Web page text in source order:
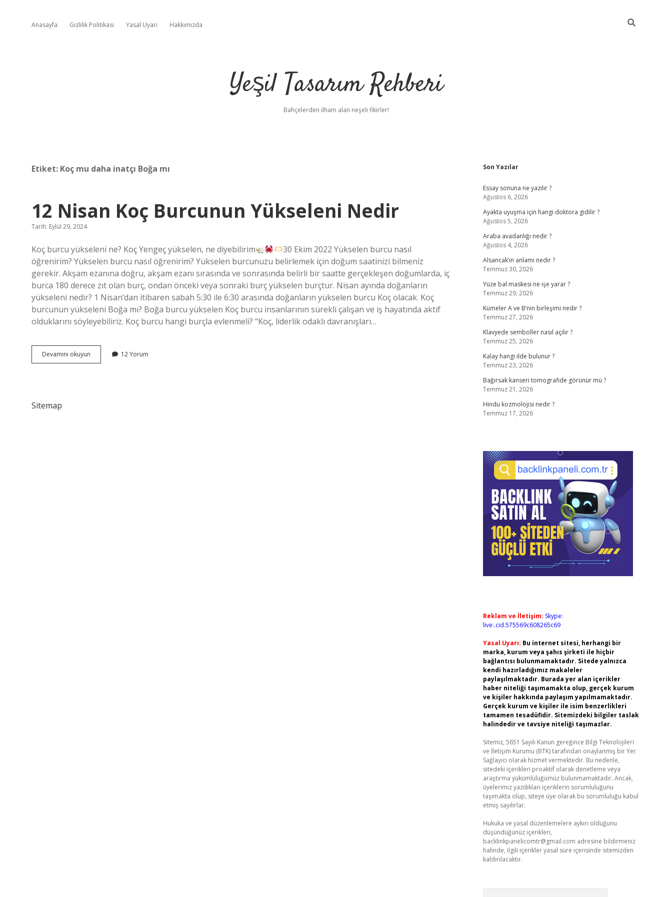
Anasayfa Gizlilik Politikası Yasal Uyarı Hakkımızda
Yeşil Tasarım Rehberi
Bahçelerden ilham alan neşeli fikirler!
Etiket: Koç mu daha inatçı Boğa mı
12 Nisan Koç Burcunun Yükseleni Nedir
Tarih: Eylül 29, 2024
Koç burcu yükseleni ne? Koç Yengeç yükselen, ne diyebilirim
30 Ekim 2022 Yükselen burcu nasıl
öğrenirim? Yükselen burcu nasıl öğrenirim? Yükselen burcunuzu belirlemek için doğum saatinizi bilmeniz
gerekir. Akşam ezanına doğru, akşam ezanı sırasında ve sonrasında belirli bir saatte gerçekleşen doğumlarda, iç
burca 180 derece zıt olan burç, ondan önceki veya sonraki burç yükselen burçtur. Nisan ayında doğanların
yükseleni nedir? 1 Nisan’dan itibaren sabah 5:30 ile 6:30 arasında doğanların yükselen burcu Koç olacak. Koç
burcunun yükseleni Boğa mı? Boğa burcu yükselen Koç burcu insanlarının sürekli çalışan ve iş hayatında aktif
olduklarını söyleyebiliriz. Koç burcu hangi burçla evlenmeli? “Koç, liderlik odaklı davranışları…
Devamını okuyun
Nisan
12 Yorum
Sitemap
Sidebar
Son Yazılar
Essay sonuna ne yazılır ?
Ağustos 6, 2026
Ayakta uyuşma için hangi doktora gidilir ?
Ağustos 5, 2026
Araba avadanlığı nedir ?
Ağustos 4, 2026
Alsancak’ın anlamı nedir ?
Temmuz 30, 2026
Yüze bal maskesi ne işe yarar ?
Temmuz 29, 2026
Kümeler A ve B’nin birleşimi nedir ?
Temmuz 27, 2026
Klavyede semboller nasıl açılır ?
Temmuz 25, 2026
Kalay hangi ilde bulunur ?
Temmuz 23, 2026
Bağırsak kanseri tomografide görünür mü ?
Temmuz 21, 2026
Hindu kozmolojisi nedir ?
Temmuz 17, 2026
Reklam ve İletişim: Skype:
live:.cid.575569c608265c69
Yasal Uyarı: Bu internet sitesi, herhangi bir
marka, kurum veya şahıs şirketi ile hiçbir
bağlantısı bulunmamaktadır. Sitede yalnızca
kendi hazırladığımız makaleler
paylaşılmaktadır. Burada yer alan içerikler
haber niteliği taşımamakta olup, gerçek kurum
ve kişiler hakkında paylaşım yapılmamaktadır.
Gerçek kurum ve kişiler ile isim benzerlikleri
tamamen tesadüfidir. Sitemizdeki bilgiler taslak
halindedir ve tavsiye niteliği taşımazlar.
Sitemiz, 5651 Sayılı Kanun gereğince Bilgi Teknolojileri
ve İletişim Kurumu (BTK) tarafından onaylanmış bir Yer
Sağlayıcı olarak hizmet vermektedir. Bu nedenle,
sitedeki içerikleri proaktif olarak denetleme veya
araştırma yükümlülüğümüz bulunmamaktadır. Ancak,
üyelerimiz yazdıkları içeriklerin sorumluluğunu
taşımakta olup, siteye üye olarak bu sorumluluğu kabul
etmiş sayılırlar.
Hukuka ve yasal düzenlemelere aykırı olduğunu
düşündüğünüz içerikleri,
backlinkpanelicomtr@gmail.com adresine bildirmeniz
halinde, ilgili içerikler yasal süre içerisinde sitemizden
kaldırılacaktır.